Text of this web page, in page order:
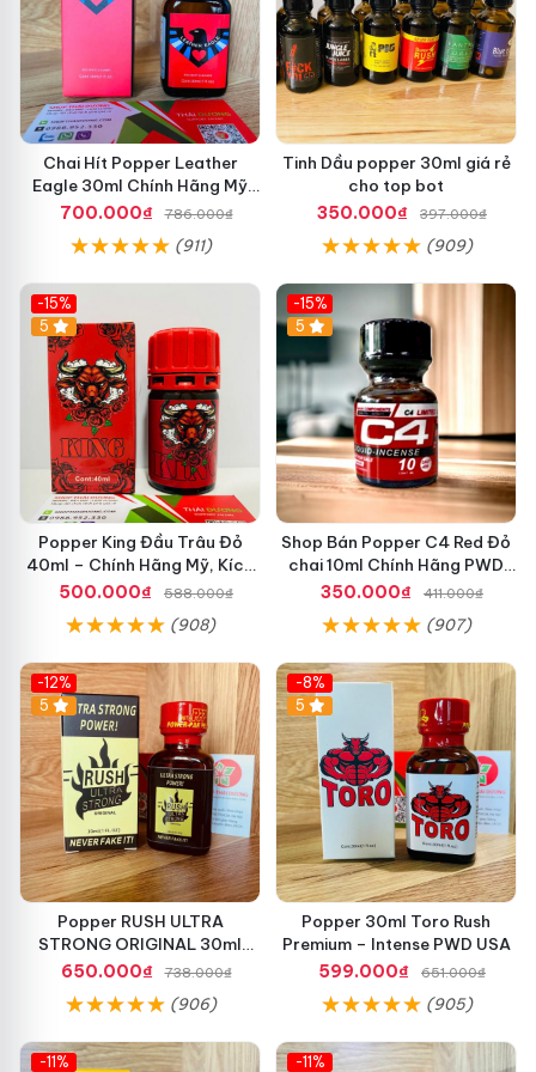
Chai Hít Popper Leather
Eagle 30ml Chính Hãng Mỹ
USA PWD
700.000₫ 786.000₫
(911)
Tinh Dầu popper 30ml giá rẻ
cho top bot
350.000₫
397.000₫
(909)
-15%
5
Popper King Đầu Trâu Đỏ
40ml – Chính Hãng Mỹ, Kích
Thích Cực Mạnh Cho Top &
500.000₫ 588.000₫
(908)
-15%
5
Shop Bán Popper C4 Red Đỏ
chai 10ml Chính Hãng PWD
HCM kích thích Cực Mạnh
350.000₫ 411.000₫
(907)
-12%
5
Popper RUSH ULTRA
STRONG ORIGINAL 30ml
Chính Hãng Mỹ PWD - Tăng
650.000₫ 738.000₫
(906)
-8%
5
Popper 30ml Toro Rush
Premium – Intense PWD USA
599.000₫
651.000₫
(905)
-11%
-11%